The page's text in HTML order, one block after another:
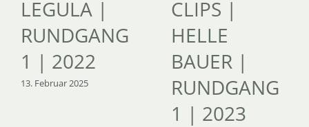
LEGULA |
RUNDGANG
1 | 2022
13. Februar 2025
CLIPS |
HELLE
BAUER |
RUNDGANG
1 | 2023